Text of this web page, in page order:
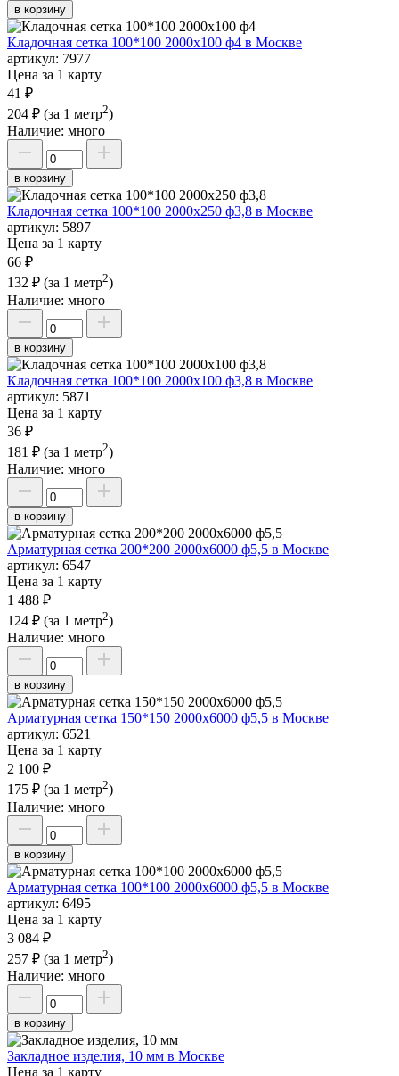
в корзину
Кладочная сетка 100*100 2000х100 ф4 в Москве
артикул: 7977
Цена за 1 карту
41 ₽
204 ₽ (за 1 метр2)
Наличие: много
в корзину
Кладочная сетка 100*100 2000х250 ф3,8 в Москве
артикул: 5897
Цена за 1 карту
66 ₽
132 ₽ (за 1 метр2)
Наличие: много
в корзину
Кладочная сетка 100*100 2000х100 ф3,8 в Москве
артикул: 5871
Цена за 1 карту
36 ₽
181 ₽ (за 1 метр2)
Наличие: много
в корзину
Арматурная сетка 200*200 2000х6000 ф5,5 в Москве
артикул: 6547
Цена за 1 карту
1 488 ₽
124 ₽ (за 1 метр2)
Наличие: много
в корзину
Арматурная сетка 150*150 2000х6000 ф5,5 в Москве
артикул: 6521
Цена за 1 карту
2 100 ₽
175 ₽ (за 1 метр2)
Наличие: много
в корзину
Арматурная сетка 100*100 2000х6000 ф5,5 в Москве
артикул: 6495
Цена за 1 карту
3 084 ₽
257 ₽ (за 1 метр2)
Наличие: много
в корзину
Закладное изделия, 10 мм в Москве
Цена за 1 карту